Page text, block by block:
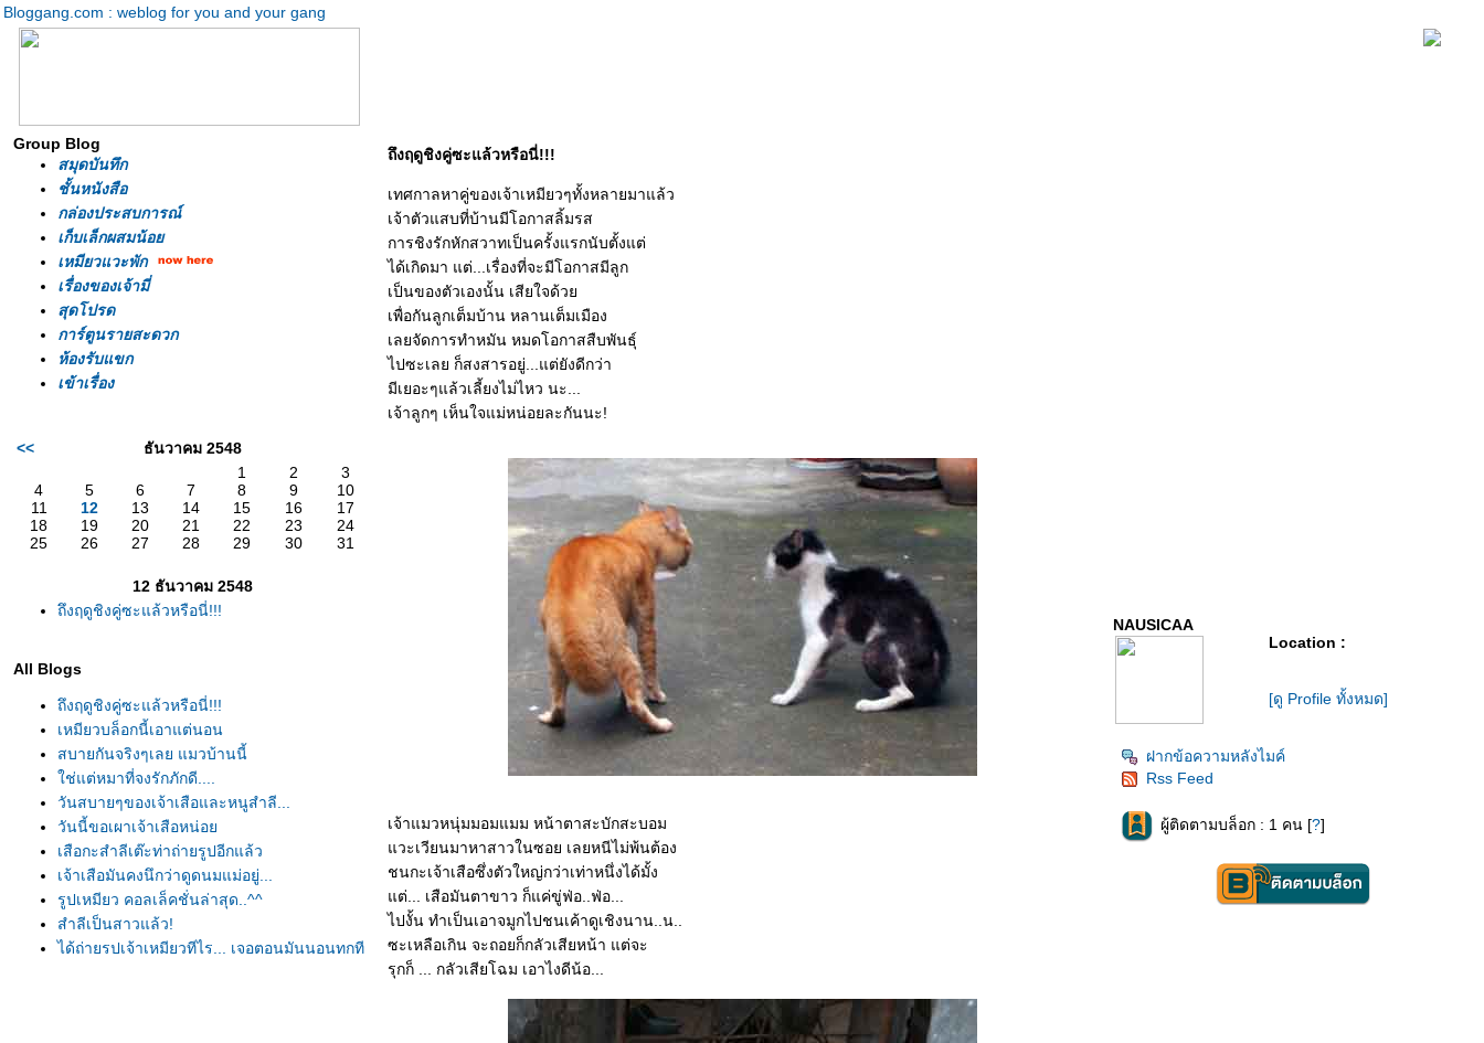
Bloggang.com : weblog for you and your gang
Group Blog
สมุดบันทึก
ชั้นหนังสือ
กล่องประสบการณ์
เก็บเล็กผสมน้อ
เหมียวแวะพัก
เรื่องของเจ้ามี่
สุดโปรด
การ์ตูนรายสะดวก
ห้องรับแขก
เข้าเรื่อง
<<
ธันวาคม 2548
1
2
3
4
5 6 7 8 9
10
11
12 13 14 15 16
17
18
19 20 21 22 23
24
25
26 27 28 29 30 31
12 ธันวาคม 2548
ถึงฤดูชิงคู่ซะแล้วหรือนี่!!!
All Blogs
ถึงฤดูชิงคู่ซะแล้วหรือนี่!!!
เหมียวบล็อกนี้เอาแต่นอน
สบายกันจริงๆเลย แมวบ้านนี้
ช่แต่หมาที่จงรักภักดี....
วันสบายๆของเจ้าเสือและหนูสำลี...
วันนี้ขอเผาเจ้าเสือหน่อ
เสือกะสำลีเต๊ะท่าถ่ายรูปอีกแล้ว
เจ้าเสือมันคงนึกว่าดูดนมแม่อยู่...
รูปเหมียว คอลเล็คชั่นล่าสุด..^^
สำลีเป็นสาวแล้ว!
ได้ถ่ายรูปเจ้าเหมียวทีไร... เจอตอนมันนอนทุกที
ถึงฤดูชิงคู่ซะแล้วหรือนี่!!!
เทศกาลหาคู่ของเจ้าเหมียวๆทั้งหลายมาแล้ว
เจ้าตัวแสบที่บ้านมีโอกาสลิ้มรส
การชิงรักหักสวาทเป็นครั้งแรกนับตั้งแต่
ได้เกิดมา แต่...เรื่องที่จะมีโอกาสมีลูก
เป็นของตัวเองนั้น เสียใจด้ว
เพื่อกันลูกเต็มบ้าน หลานเต็มเมือง
เลยจัดการทำหมัน หมดโอกาสสืบพันธุ์
ไปซะเลย ก็สงสารอยู่...แต่ยังดีกว่า
มีเยอะๆแล้วเลี้ยงไม่ไหว นะ...
เจ้าลูกๆ เห็นใจแม่หน่อยละกันนะ!
เจ้าแมวหนุ่มมอมแมม หน้าตาสะบักสะบอม
วะเวียนมาหาสาวในซอย เลยหนีไม่พ้นต้อง
ชนกะเจ้าเสือซึ่งตัวใหญ่กว่าเท่าหนึ่งได้มั้ง
ต่... เสือมันตาขาว ก็แค่ขู่ฟ่อ..ฟ่อ...
ไปงั้น ทำเป็นเอาจมูกไปชนเค้าดูเชิงนาน..น..
ซะเหลือเกิน จะถอยก็กลัวเสียหน้า แต่จะ
รุกก็ ... กลัวเสียโฉม เอาไงดีน้อ...
NAUSICAA
Location :
[ดู Profile ทั้งหมด]
ฝากข้อความหลังไมค์
Rss Feed
ผู้ติดตามบล็อก : 1 คน [?]